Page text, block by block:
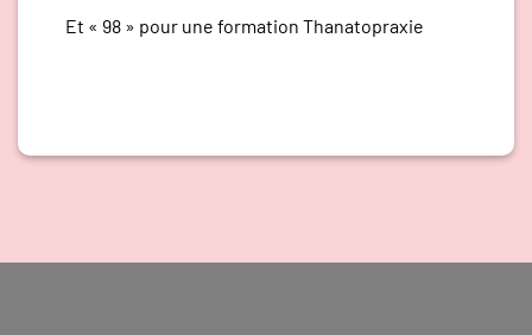
Et « 98 » pour une formation Thanatopraxie